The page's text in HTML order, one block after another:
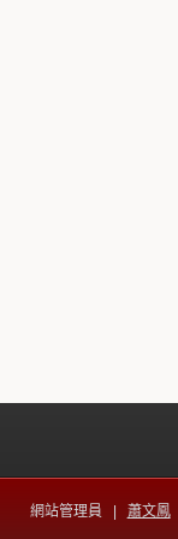
網站管理員 | 蕭文鳳